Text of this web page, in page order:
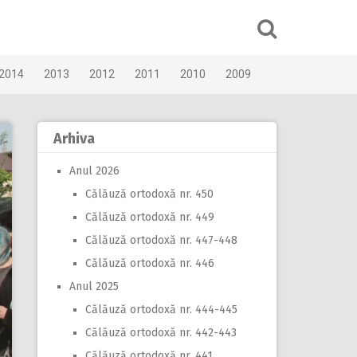
2013 2012 2011 2010 2009
Arhiva
Anul 2026
Călăuză ortodoxă nr. 450
Călăuză ortodoxă nr. 449
Călăuză ortodoxă nr. 447-448
Călăuză ortodoxă nr. 446
Anul 2025
Călăuză ortodoxă nr. 444-445
Călăuză ortodoxă nr. 442-443